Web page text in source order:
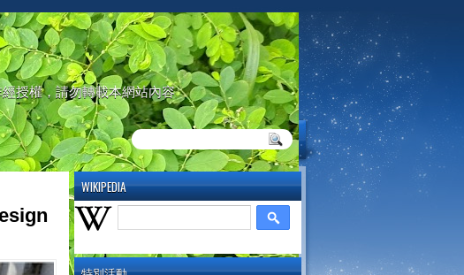
授權，請勿轉載本網站內容
WIKIPEDIA